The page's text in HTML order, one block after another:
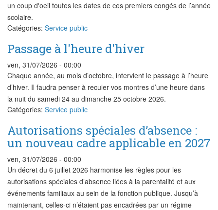
un coup d'oeil toutes les dates de ces premiers congés de l’année
scolaire.
Catégories: Service public
Passage à l'heure d'hiver
ven, 31/07/2026 - 00:00
Chaque année, au mois d’octobre, intervient le passage à l’heure
d’hiver. Il faudra penser à reculer vos montres d’une heure dans
la nuit du samedi 24 au dimanche 25 octobre 2026.
Catégories: Service public
Autorisations spéciales d’absence :
un nouveau cadre applicable en 2027
ven, 31/07/2026 - 00:00
Un décret du 6 juillet 2026 harmonise les règles pour les
autorisations spéciales d’absence liées à la parentalité et aux
événements familiaux au sein de la fonction publique. Jusqu’à
maintenant, celles-ci n’étaient pas encadrées par un régime